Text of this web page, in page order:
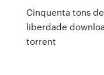
Cinquenta tons de
liberdade
torrent